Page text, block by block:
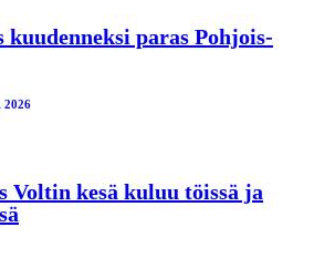
paras Pohjois-
2026
Voltin kesä kuluu töissä ja